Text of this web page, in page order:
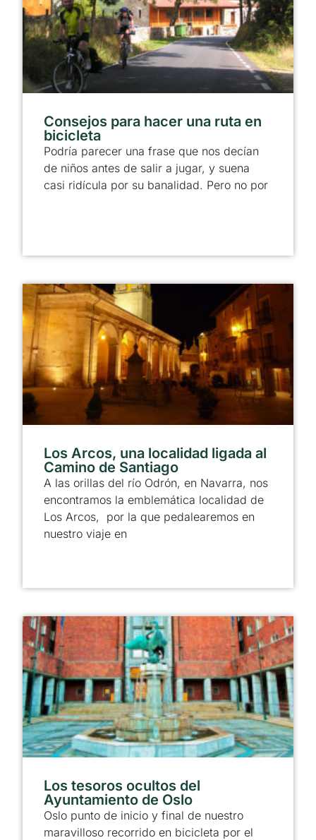
Consejos para hacer una ruta en
bicicleta
Podría parecer una frase que nos decían
de niños antes de salir a jugar, y suena
casi ridícula por su banalidad. Pero no por
Los Arcos, una localidad ligada al
Camino de Santiago
A las orillas del río Odrón, en Navarra, nos
encontramos la emblemática localidad de
Los Arcos, por la que pedalearemos en
nuestro viaje en
Los tesoros ocultos del
Ayuntamiento de Oslo
Oslo punto de inicio y final de nuestro
maravilloso recorrido en bicicleta por el